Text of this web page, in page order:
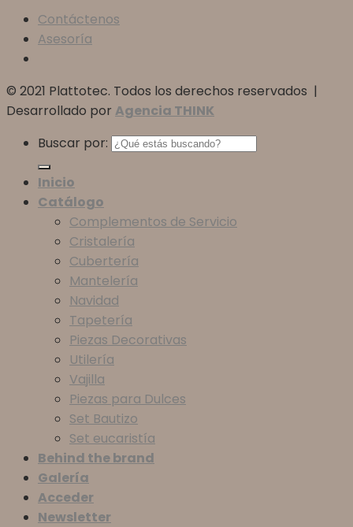
Contáctenos
Asesoría
© 2021 Plattotec. Todos los derechos reservados |
Desarrollado por Agencia THINK
Buscar por:
Inicio
Catálogo
Complementos de Servicio
Cristalería
Cubertería
Mantelería
Navidad
Tapetería
Piezas Decorativas
Utilería
Vajilla
Piezas para Dulces
Set Bautizo
Set eucaristía
Behind the brand
Galería
Acceder
Newsletter